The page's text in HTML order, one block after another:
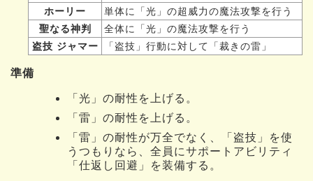
ホーリー
単体に「光」の超威力の魔法攻撃を行う
聖なる神判
全体に「光」の魔法攻撃を行う
盗技 ジャマー
「盗技」行動に対して「裁きの雷」
準備
「光」の耐性を上げる。
「雷」の耐性を上げる。
「雷」の耐性が万全でなく、「盗技」を使
うつもりなら、全員にサポートアビリティ
「仕返し回避」を装備する。